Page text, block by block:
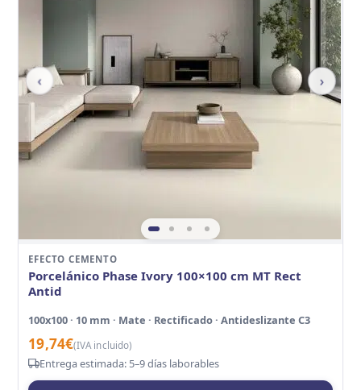
‹ ›
EFECTO CEMENTO
Porcelánico Phase Ivory 100×100 cm MT Rect
Antid
100x100 · 10 mm · Mate · Rectificado · Antideslizante C3
19,74€(IVA incluido)
Entrega estimada: 5–9 días laborables